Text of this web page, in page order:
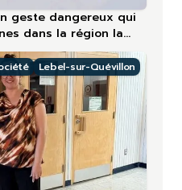
geste dangereux qui
dans la région la
Lebel-sur-Quévillon